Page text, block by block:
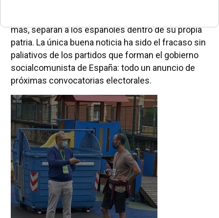
más, separan a los españoles dentro de su propia
patria. La única buena noticia ha sido el fracaso sin
paliativos de los partidos que forman el gobierno
socialcomunista de España: todo un anuncio de
próximas convocatorias electorales.